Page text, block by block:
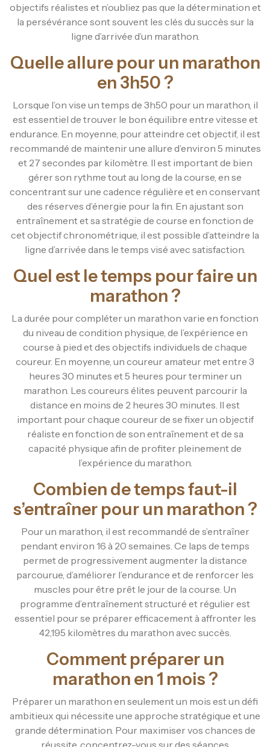
objectifs réalistes et n’oubliez pas que la détermination et
la persévérance sont souvent les clés du succès sur la
ligne d’arrivée d’un marathon.
Quelle allure pour un marathon
en 3h50 ?
Lorsque l’on vise un temps de 3h50 pour un marathon, il
est essentiel de trouver le bon équilibre entre vitesse et
endurance. En moyenne, pour atteindre cet objectif, il est
recommandé de maintenir une allure d’environ 5 minutes
et 27 secondes par kilomètre. Il est important de bien
gérer son rythme tout au long de la course, en se
concentrant sur une cadence régulière et en conservant
des réserves d’énergie pour la fin. En ajustant son
entraînement et sa stratégie de course en fonction de
cet objectif chronométrique, il est possible d’atteindre la
ligne d’arrivée dans le temps visé avec satisfaction.
Quel est le temps pour faire un
marathon ?
La durée pour compléter un marathon varie en fonction
du niveau de condition physique, de l’expérience en
course à pied et des objectifs individuels de chaque
coureur. En moyenne, un coureur amateur met entre 3
heures 30 minutes et 5 heures pour terminer un
marathon. Les coureurs élites peuvent parcourir la
distance en moins de 2 heures 30 minutes. Il est
important pour chaque coureur de se fixer un objectif
réaliste en fonction de son entraînement et de sa
capacité physique afin de profiter pleinement de
l’expérience du marathon.
Combien de temps faut-il
s’entraîner pour un marathon ?
Pour un marathon, il est recommandé de s’entraîner
pendant environ 16 à 20 semaines. Ce laps de temps
permet de progressivement augmenter la distance
parcourue, d’améliorer l’endurance et de renforcer les
muscles pour être prêt le jour de la course. Un
programme d’entraînement structuré et régulier est
essentiel pour se préparer efficacement à affronter les
42,195 kilomètres du marathon avec succès.
Comment préparer un
marathon en 1 mois ?
Préparer un marathon en seulement un mois est un défi
ambitieux qui nécessite une approche stratégique et une
grande détermination. Pour maximiser vos chances de
réussite, concentrez-vous sur des séances